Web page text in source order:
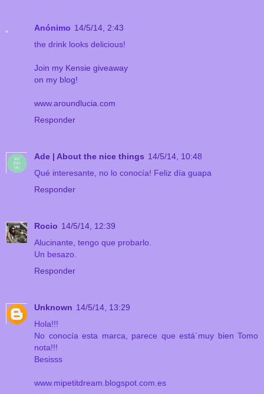
Anónimo 14/5/14, 2:43
the drink looks delicious!
Join my Kensie giveaway
on my blog!
www.aroundlucia.com
Responder
Ade | About the nice things 14/5/14, 10:48
Qué interesante, no lo conocía! Feliz día guapa
Responder
Rocio 14/5/14, 12:39
Alucinante, tengo que probarlo.
Un besazo.
Responder
Unknown 14/5/14, 13:29
Hola!!!
No conocía esta marca, parece que está´muy bien Tomo
nota!!!
Besisss
www.mipetitdream.blogspot.com.es